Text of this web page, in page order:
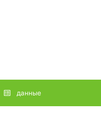
данные